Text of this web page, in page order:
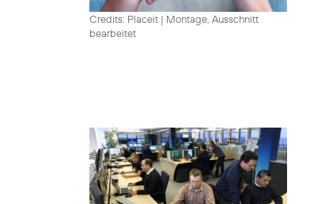
Credits: Placeit | Montage, Ausschnitt
bearbeitet